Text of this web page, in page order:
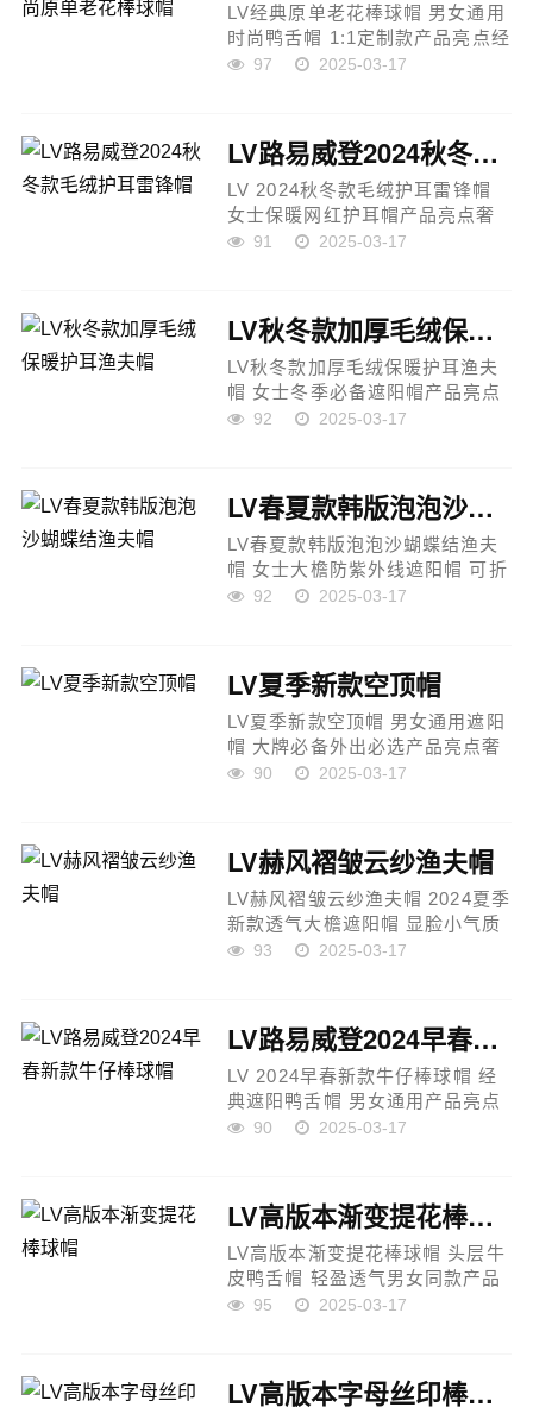
LV经典原单老花棒球帽 男女通用
时尚鸭舌帽 1:1定制款产品亮点经
典设计：LV经典老花棒球帽，延
端材质：精选PU皮革与头层牛
皮...
97 2025-03-17
LV路易威登2024秋冬款毛绒护耳雷锋帽
LV 2024秋冬款毛绒护耳雷锋帽
女士保暖网红护耳帽产品亮点奢
华设计：LV2024秋冬款雷锋帽，
整体造型格调。高端材质：精选
优...
91 2025-03-17
LV秋冬款加厚毛绒保暖护耳渔夫帽
LV秋冬款加厚毛绒保暖护耳渔夫
帽 女士冬季必备遮阳帽产品亮点
奢华设计：LV秋冬款渔夫帽，经
质。保暖舒适：精选加厚毛绒面
料，...
92 2025-03-17
LV春夏款韩版泡泡沙蝴蝶结渔夫帽
LV春夏款韩版泡泡沙蝴蝶结渔夫
帽 女士大檐防紫外线遮阳帽 可折
叠防晒太阳帽产品亮点奢华设
甜美与时尚感，完美展现女性
优...
92 2025-03-17
LV夏季新款空顶帽
LV夏季新款空顶帽 男女通用遮阳
帽 大牌必备外出必选产品亮点奢
华设计：LV新款空顶帽，简约现
采用优质面料，透气舒适，适合
夏季佩...
90 2025-03-17
LV赫风褶皱云纱渔夫帽
LV赫风褶皱云纱渔夫帽 2024夏季
新款透气大檐遮阳帽 显脸小气质
优雅产品亮点奢华设计：LV赫风
气质。高端材质：采用薄款透
气...
93 2025-03-17
LV路易威登2024早春新款牛仔棒球帽
LV 2024早春新款牛仔棒球帽 经
典遮阳鸭舌帽 男女通用产品亮点
奢华设计：LV2024早春新款牛仔
优质牛仔面料，透气舒适，耐磨
耐用，...
90 2025-03-17
LV高版本渐变提花棒球帽
LV高版本渐变提花棒球帽 头层牛
皮鸭舌帽 轻盈透气男女同款产品
亮点奢华设计：LV新款渐变提花
感。高端材质：精选原版帆布
面...
95 2025-03-17
LV高版本字母丝印棒球帽